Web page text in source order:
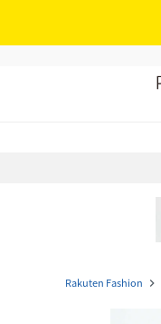
Rakuten Fashion navigate_next